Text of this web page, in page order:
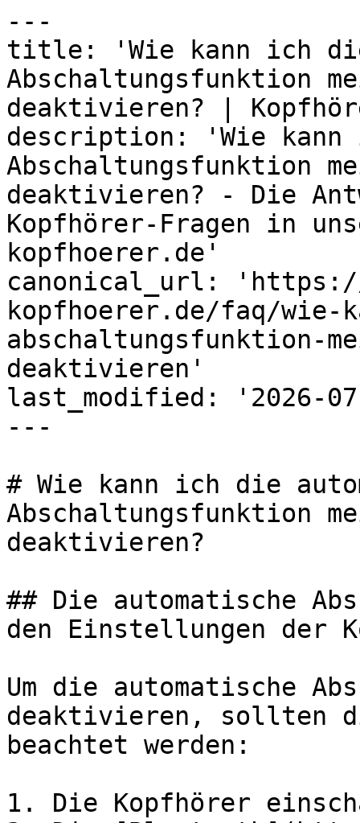
---
title: 'Wie kann ich
Abschaltungsfunktion
deaktivieren? |
description: 'Wie kann
Abschaltungsfunktion
deaktivieren? - Die
Kopfhörer-Fragen in
kopfhoerer.de'
canonical_url: 'https://
kopfhoerer.de/faq/wie-
abschaltungsfunktion-
deaktivieren'
last_modified: '2026-
---
# Wie kann ich die
Abschaltungsfunktion
deaktivieren?
## Die automatische
den Einstellungen der
Um die automatische
deaktivieren, sollten
beachtet werden:
1. Die Kopfhörer